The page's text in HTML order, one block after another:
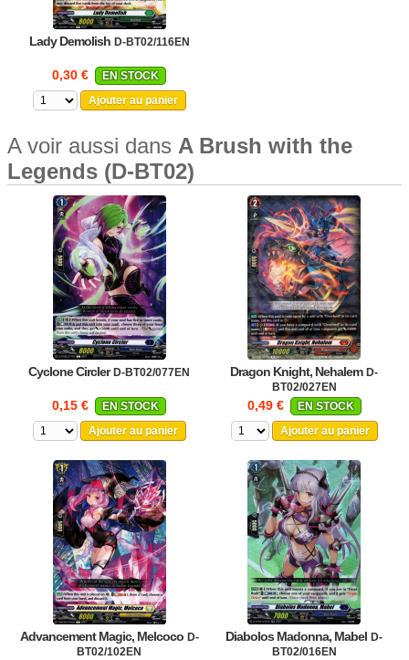
Lady Demolish D-BT02/116EN
0,30 €
EN STOCK
Ajouter au panier
A voir aussi dans A Brush with the
Legends (D-BT02)
Cyclone Circler D-BT02/077EN
0,15 €
EN STOCK
Ajouter au panier
Dragon Knight, Nehalem D-
BT02/027EN
0,49 €
EN STOCK
Ajouter au panier
Advancement Magic, Melcoco D-
BT02/102EN
Diabolos Madonna, Mabel D-
BT02/016EN